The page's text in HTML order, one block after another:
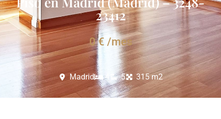
23412
0 € /mes
Madrid 4 5 315 m2